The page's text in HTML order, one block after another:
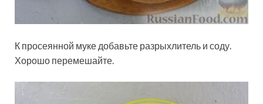
К просеянной муке добавьте разрыхлитель и соду.
Хорошо перемешайте.